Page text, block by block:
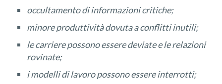
occultamento di informazioni critiche;
minore produttività dovuta a conflitti inutili;
le carriere possono essere deviate e le relazioni
rovinate;
i modelli di lavoro possono essere interrotti;